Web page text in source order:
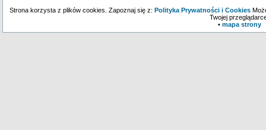
Strona korzysta z plików cookies. Zapoznaj się z: Polityka Prywatności i Cookies
Twojej
• mapa strony